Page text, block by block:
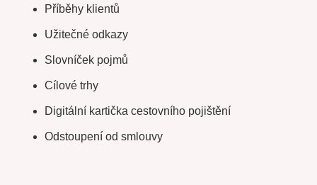
Příběhy klientů
Užitečné odkazy
Slovníček pojmů
Cílové trhy
Digitální kartička cestovního pojištění
Odstoupení od smlouvy